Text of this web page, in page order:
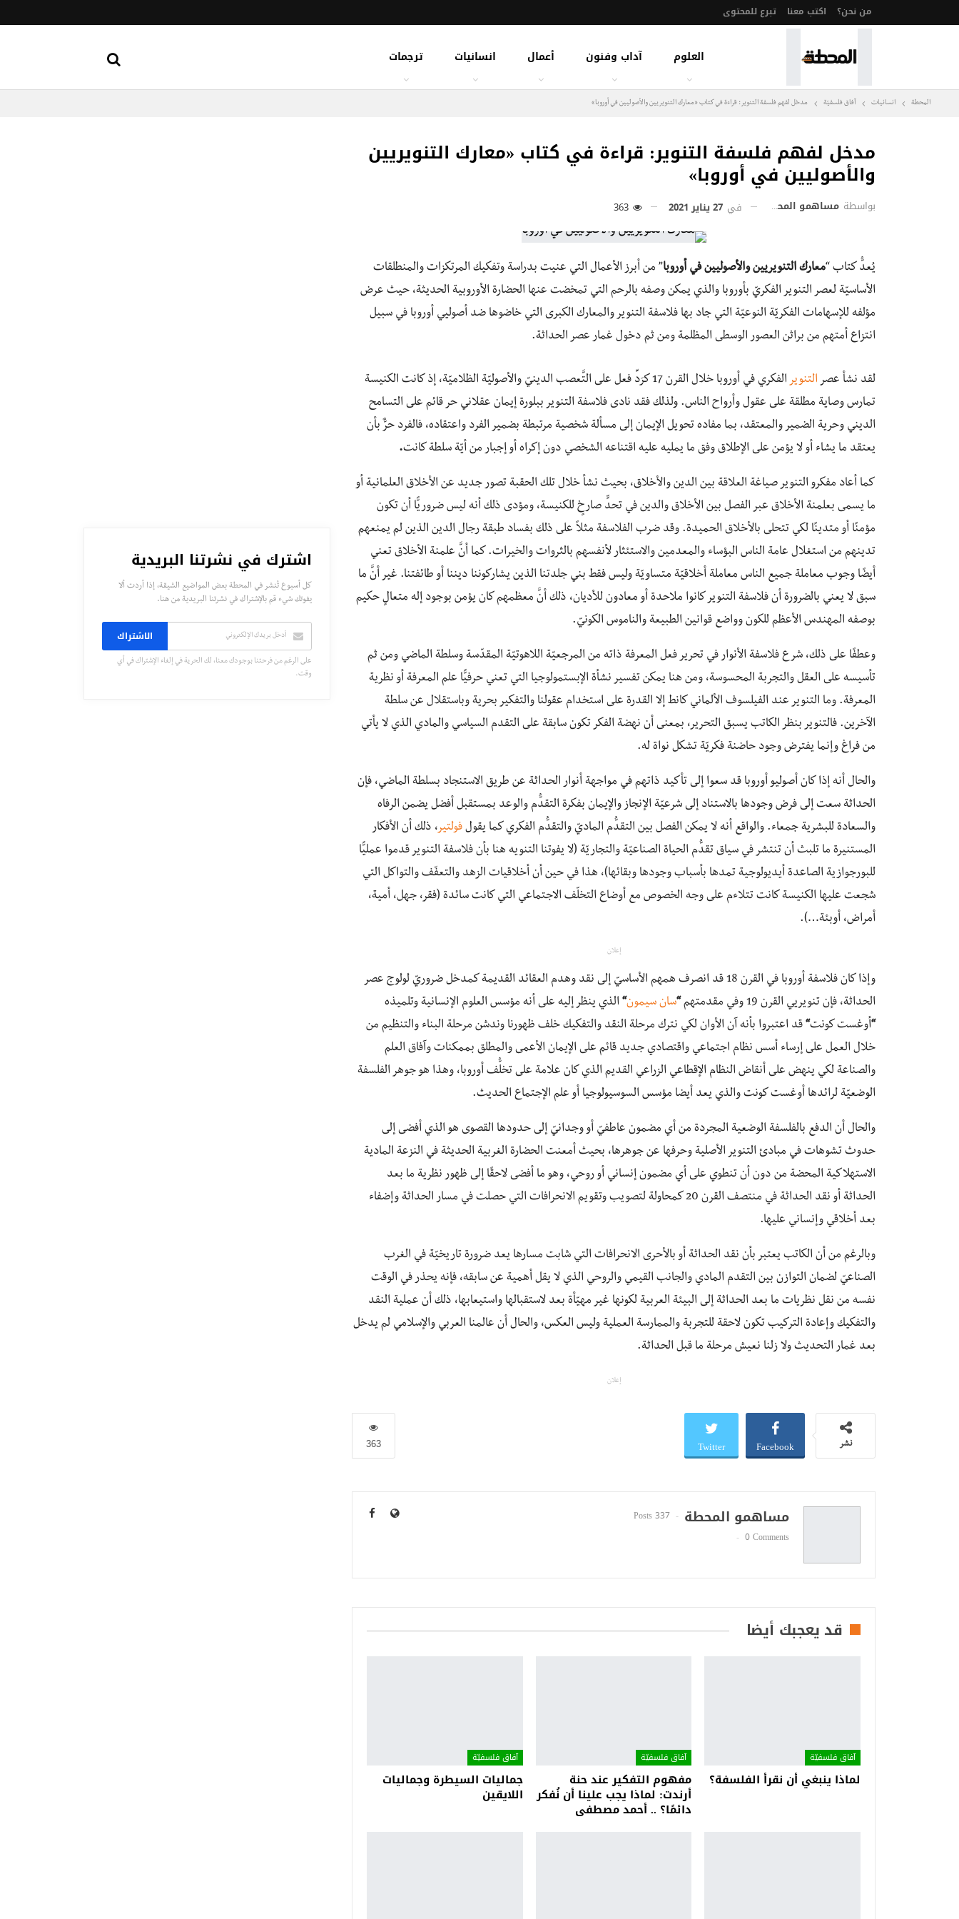
من نحن؟ اكتب معنا تبرع للمحتوى
العلوم آداب وفنون أعمال انسانيات ترجمات
المحطة انسانيات آفاق فلسفيّة‎ مدخل لفهم فلسفة التنوير: قراءة في كتاب «معارك التنويريين والأصوليين في أوروبا»
مدخل لفهم فلسفة التنوير: قراءة في كتاب «معارك التنويريين
والأصوليين في أوروبا»
بواسطة مساهمو المحطة في 27 يناير 2021
يُعدُّ كتاب “معارك التنويريين والأصوليين في أوروبا” من أبرز الأعمال التي عنيت بدراسة وتفكيك المرتكزات والمنطلقات
الأساسيّة لعصر التنوير الفكريّ بأوروبا والذي يمكن وصفه بالرحم التي تمخضت عنها الحضارة الأوروبية الحديثة، حيث عرض
مؤلفه للإسهامات الفكريّة النوعيّة التي جاد بها فلاسفة التنوير والمعارك الكبرى التي خاضوها ضد أصوليي أوروبا في سبيل
انتزاع أمتهم من براثن العصور الوسطى المظلمة ومن ثم دخول غمار عصر الحداثة.
لقد نشأ عصر التنوير
الفكري في أوروبا خلال القرن 17 كرَدِّ فعل على التَّعصب الدينيّ والأصوليّة الظلاميّة، إذ كانت الكنيسة
تمارس وصاية مطلقة على عقول وأرواح الناس. ولذلك فقد نادى فلاسفة التنوير ببلورة إيمان عقلاني حر قائم على التسامح
الديني وحرية الضمير والمعتقد، بما مفاده تحويل الإيمان إلى مسألة شخصية مرتبطة بضمير الفرد واعتقاده، فالفرد حرٌّ بأن
يعتقد ما يشاء أو لا يؤمن على الإطلاق وفق ما يمليه عليه اقتناعه الشخصي دون إكراه أو إجبار من أيّة سلطة كانت.
كما أعاد مفكرو التنوير صياغة العلاقة بين الدين والأخلاق، بحيث نشأ خلال تلك الحقبة تصور جديد عن الأخلاق العلمانية أو
ما يسمى بعلمنة الأخلاق عبر الفصل بين الأخلاق والدين في تحدٍّ صارخٍ للكنيسة، ومؤدى ذلك أنه ليس ضروريًّا أن تكون
مؤمنًا أو متدينًا لكي تتحلى بالأخلاق الحميدة. وقد ضرب الفلاسفة مثلاً على ذلك بفساد طبقة رجال الدين الذين لم يمنعهم
تدينهم من استغلال عامة الناس البؤساء والمعدمين والاستئثار لأنفسهم بالثروات والخيرات. كما أنَّ علمنة الأخلاق تعني
أيضًا وجوب معاملة جميع الناس معاملة أخلاقيّة متساويّة وليس فقط بني جلدتنا الذين يشاركوننا ديننا أو طائفتنا. غير أنَّ ما
سبق لا يعني بالضرورة أن فلاسفة التنوير كانوا ملاحدة أو معادون للأديان، ذلك أنَّ معظمهم كان يؤمن بوجود إله متعالٍ حكيم
بوصفه المهندس الأعظم للكون وواضع قوانين الطبيعة والناموس الكونيّ.
وعطفًا على ذلك، شرع فلاسفة الأنوار في تحرير فعل المعرفة ذاته من المرجعيّة اللاهوتيّة المقدّسة وسلطة الماضي ومن ثم
تأسيسه على العقل والتجربة المحسوسة، ومن هنا يمكن تفسير نشأة الإبستمولوجيا التي تعني حرفيًّا علم المعرفة أو نظرية
المعرفة. وما التنوير عند الفيلسوف الألماني كانط إلا القدرة على استخدام عقولنا والتفكير بحرية وباستقلال عن سلطة
الآخرين. فالتنوير بنظر الكاتب يسبق التحرير، بمعنى أن نهضة الفكر تكون سابقة على التقدم السياسي والمادي الذي لا يأتي
من فراغ وإنما يفترض وجود حاضنة فكريّة تشكل نواة له.
والحال أنه إذا كان أصوليو أوروبا قد سعوا إلى تأكيد ذاتهم في مواجهة أنوار الحداثة عن طريق الاستنجاد بسلطة الماضي، فإن
الحداثة سعت إلى فرض وجودها بالاستناد إلى شرعيّة الإنجاز والإيمان بفكرة التقدُّم والوعد بمستقبل أفضل يضمن الرفاه
والسعادة للبشرية جمعاء. والواقع أنه لا يمكن الفصل بين التقدُّم الماديّ والتقدُّم الفكري كما يقول فولتير، ذلك أن الأفكار
المستنيرة ما تلبث أن تنتشر في سياق تقدُّم الحياة الصناعيّة والتجاريّة (لا يفوتنا التنويه هنا بأن فلاسفة التنوير قدموا عمليًّا
للبورجوازية الصاعدة أيديولوجية تمدها بأسباب وجودها وبقائها)، هذا في حين أن أخلاقيات الزهد والتعفّف والتواكل التي
شجعت عليها الكنيسة كانت تتلاءم على وجه الخصوص مع أوضاع التخلّف الاجتماعي التي كانت سائدة (فقر، جهل، أمية،
أمراض، أوبئة…).
إعلان
وإذا كان فلاسفة أوروبا في القرن 18 قد انصرف همهم الأساسيّ إلى نقد وهدم العقائد القديمة كمدخل ضروريّ لولوج عصر
الحداثة، فإن تنويريي القرن 19 وفي مقدمتهم
“سان سيمون“ الذي ينظر إليه على أنه مؤسس العلوم الإنسانية وتلميذه
“أوغست كونت“ قد اعتبروا بأنه آن الأوان لكي نترك مرحلة النقد والتفكيك خلف ظهورنا وندشن مرحلة البناء والتنظيم من
خلال العمل على إرساء أسس نظام اجتماعي واقتصادي جديد قائم على الإيمان الأعمى والمطلق بممكنات وآفاق العلم
والصناعة لكي ينهض على أنقاض النظام الإقطاعي الزراعي القديم الذي كان علامة على تخلُّف أوروبا، وهذا هو جوهر الفلسفة
الوضعيّة لرائدها أوغست كونت والذي يعد أيضا مؤسس السوسيولوجيا أو علم الإجتماع الحديث.
والحال أن الدفع بالفلسفة الوضعية المجردة من أي مضمون عاطفيّ أو وجدانيّ إلى حدودها القصوى هو الذي أفضى إلى
حدوث تشوهات في مبادئ التنوير الأصلية وحرفها عن جوهرها، بحيث أمعنت الحضارة الغربية الحديثة في النزعة المادية
الاستهلاكية المحضة من دون أن تنطوي على أي مضمون إنساني أو روحي، وهو ما أفضى لاحقًا إلى ظهور نظرية ما بعد
الحداثة أو نقد الحداثة في منتصف القرن 20 كمحاولة لتصويب وتقويم الانحرافات التي حصلت في مسار الحداثة وإضفاء
بعد أخلاقي وإنساني عليها.
وبالرغم من أن الكاتب يعتبر بأن نقد الحداثة أو بالأحرى الانحرافات التي شابت مسارها يعد ضرورة تاريخيّة في الغرب
الصناعيّ لضمان التوازن بين التقدم المادي والجانب القيمي والروحي الذي لا يقل أهمية عن سابقه، فإنه يحذر في الوقت
نفسه من نقل نظريات ما بعد الحداثة إلى البيئة العربية لكونها غير مهيّأة بعد لاستقبالها واستيعابها، ذلك أن عملية النقد
والتفكيك وإعادة التركيب تكون لاحقة للتجربة والممارسة العملية وليس العكس، والحال أن عالمنا العربي والإسلامي لم يدخل
بعد غمار التحديث ولا زلنا نعيش مرحلة ما قبل الحداثة.
إعلان
363 نشر Facebook
Twitter
مساهمو المحطة
337 Posts
0 Comments
قد يعجبك أيضا
آفاق فلسفيّة‎
لماذا ينبغي أن نقرأ الفلسفة؟
آفاق فلسفيّة‎
مفهوم التفكير عند حنة
أرندت: لماذا يجب علينا أن نُفكر
دائمًا؟ .. أحمد مصطفى
آفاق فلسفيّة‎
جماليات السيطرة وجماليات
اللايقين
اشترك في نشرتنا البريدية
كل أسبوع تُنشر في المحطة بعض المواضيع الشيقة، إذا أردت ألا
يفوتك شيء قم بالإشتراك في نشرتنا البريدية من هنا.
الاشتراك
على الرغم من فرحتنا بوجودك معنا، لك الحرية في إلغاء الإشتراك في أي
وقت.